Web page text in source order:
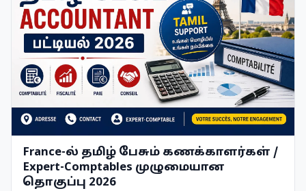
France-ல் தமிழ் பேசும் கணக்காளர்கள் /
Expert-Comptables முழுமையான
தொகுப்பு 2026